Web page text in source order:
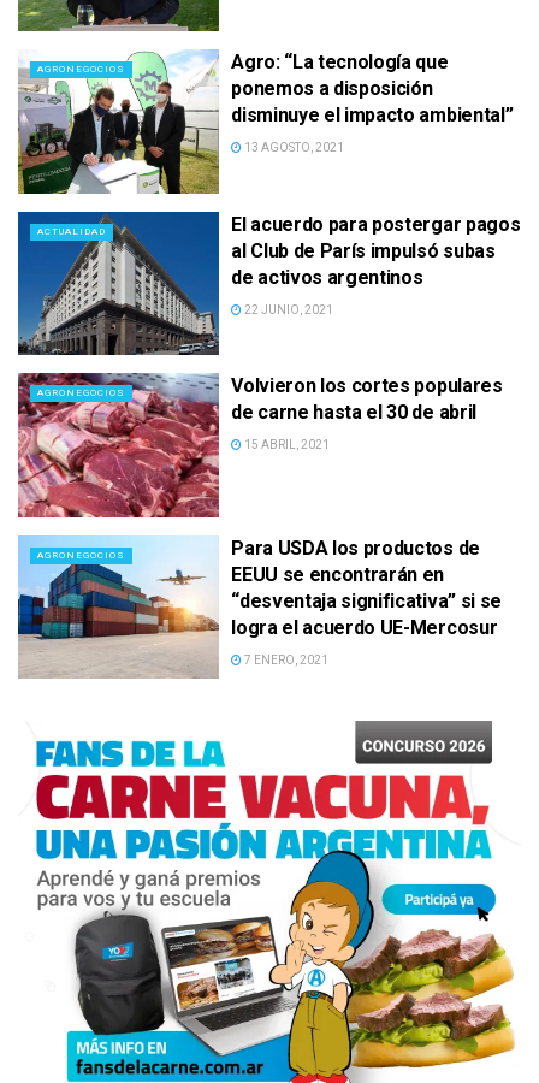
AGRONEGOCIOS
Agro: “La tecnología que
ponemos a disposición
disminuye el impacto ambiental”
13 AGOSTO, 2021
ACTUALIDAD
El acuerdo para postergar pagos
al Club de París impulsó subas
de activos argentinos
22 JUNIO, 2021
AGRONEGOCIOS
Volvieron los cortes populares
de carne hasta el 30 de abril
15 ABRIL, 2021
AGRONEGOCIOS
Para USDA los productos de
EEUU se encontrarán en
“desventaja significativa” si se
logra el acuerdo UE-Mercosur
7 ENERO, 2021